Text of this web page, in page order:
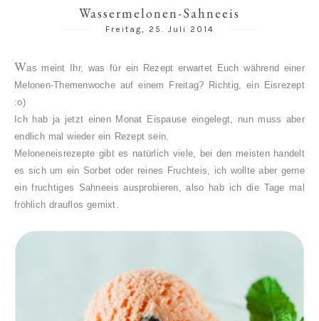
Wassermelonen-Sahneeis
Freitag, 25. Juli 2014
Was meint Ihr, was für ein Rezept erwartet Euch während einer
Melonen-Themenwoche auf einem Freitag? Richtig, ein Eisrezept
:o)
Ich hab ja jetzt einen Monat Eispause eingelegt, nun muss aber
endlich mal wieder ein Rezept sein.
Meloneneisrezepte gibt es natürlich viele, bei den meisten handelt
es sich um ein Sorbet oder reines Fruchteis, ich wollte aber gerne
ein fruchtiges Sahneeis ausprobieren, also hab ich die Tage mal
fröhlich drauflos gemixt.